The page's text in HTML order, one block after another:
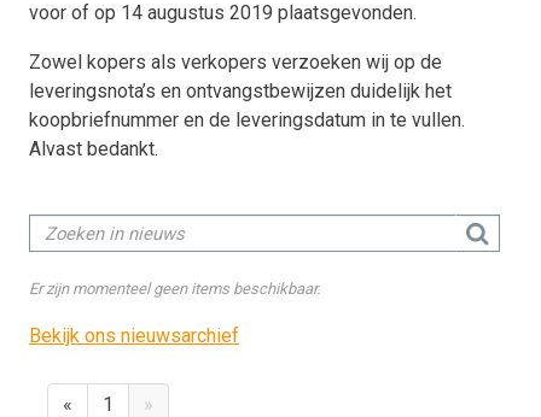
voor of op 14 augustus 2019 plaatsgevonden.
Zowel kopers als verkopers verzoeken wij op de
leveringsnota’s en ontvangstbewijzen duidelijk het
koopbriefnummer en de leveringsdatum in te vullen.
Alvast bedankt.
Er zijn momenteel geen items beschikbaar.
Bekijk ons nieuwsarchief
« 1 »